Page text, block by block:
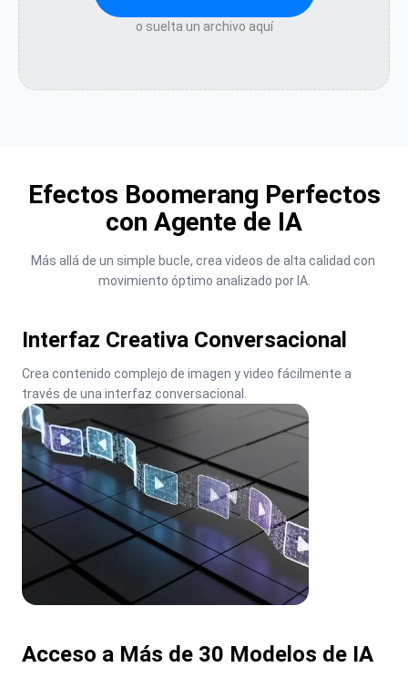
o suelta un archivo aquí
Efectos Boomerang Perfectos
con Agente de IA
Más allá de un simple bucle, crea videos de alta calidad con
movimiento óptimo analizado por IA.
Interfaz Creativa Conversacional
Crea contenido complejo de imagen y video fácilmente a
través de una interfaz conversacional.
Acceso a Más de 30 Modelos de IA